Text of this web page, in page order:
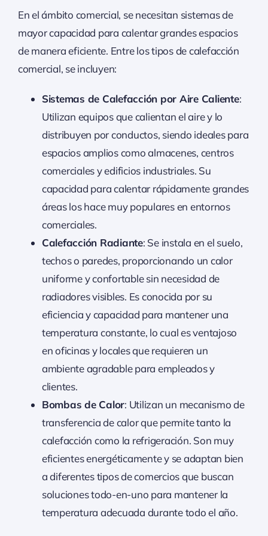
En el ámbito comercial, se necesitan sistemas de
mayor capacidad para calentar grandes espacios
de manera eficiente. Entre los tipos de calefacción
comercial, se incluyen:
Sistemas de Calefacción por Aire Caliente:
Utilizan equipos que calientan el aire y lo
distribuyen por conductos, siendo ideales para
espacios amplios como almacenes, centros
comerciales y edificios industriales. Su
capacidad para calentar rápidamente grandes
áreas los hace muy populares en entornos
comerciales.
Calefacción Radiante: Se instala en el suelo,
techos o paredes, proporcionando un calor
uniforme y confortable sin necesidad de
radiadores visibles. Es conocida por su
eficiencia y capacidad para mantener una
temperatura constante, lo cual es ventajoso
en oficinas y locales que requieren un
ambiente agradable para empleados y
clientes.
Bombas de Calor: Utilizan un mecanismo de
transferencia de calor que permite tanto la
calefacción como la refrigeración. Son muy
eficientes energéticamente y se adaptan bien
a diferentes tipos de comercios que buscan
soluciones todo-en-uno para mantener la
temperatura adecuada durante todo el año.